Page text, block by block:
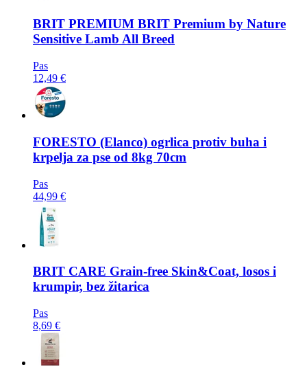
BRIT PREMIUM BRIT Premium by Nature
Sensitive Lamb All Breed
Pas
12,49 €
FORESTO (Elanco) ogrlica protiv buha i
krpelja za pse od 8kg 70cm
Pas
44,99 €
BRIT CARE Grain-free Skin&Coat, losos i
krumpir, bez žitarica
Pas
8,69 €